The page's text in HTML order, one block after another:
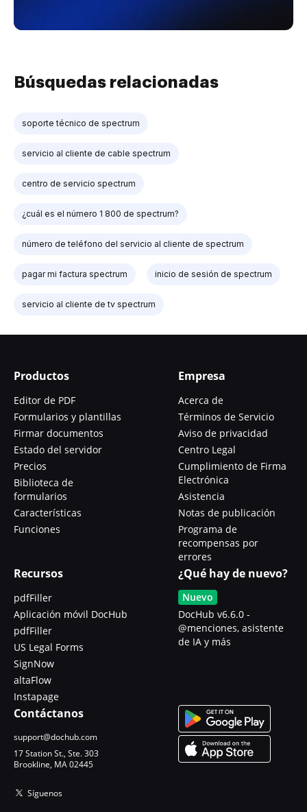
Búsquedas relacionadas
soporte técnico de spectrum
servicio al cliente de cable spectrum
centro de servicio spectrum
¿cuál es el número 1 800 de spectrum?
número de teléfono del servicio al cliente de spectrum
pagar mi factura spectrum inicio de sesión de spectrum
servicio al cliente de tv spectrum
Productos
Editor de PDF
Formularios y plantillas
Firmar documentos
Estado del servidor
Precios
Biblioteca de
formularios
Características
Funciones
Empresa
Acerca de
Términos de Servicio
Aviso de privacidad
Centro Legal
Cumplimiento de Firma
Electrónica
Asistencia
Notas de publicación
Programa de
recompensas por
errores
Recursos
pdfFiller
Aplicación móvil DocHub
pdfFiller
US Legal Forms
SignNow
altaFlow
Instapage
¿Qué hay de nuevo?
Nuevo
DocHub v6.6.0 -
@menciones, asistente
de IA y más
Contáctanos
support@dochub.com
17 Station St., Ste. 303
Brookline, MA 02445
Síguenos